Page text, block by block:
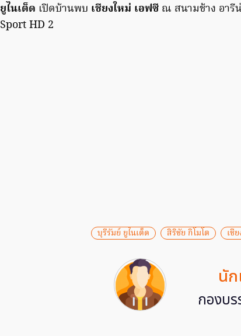
ยูไนเต็ด เปิดบ้านพบ เชียงใหม่ เอฟซี ณ สนามช้าง อารี
Sport HD 2
บุรีรัมย์ ยูไนเต็ด สิริชัย กิโมโต เชี
นั
กองบ